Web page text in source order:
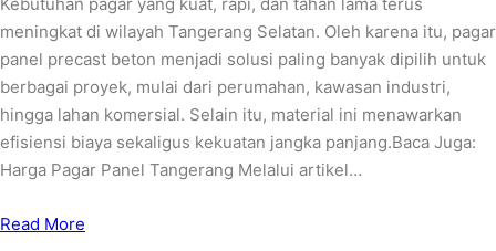
meningkat di wilayah Tangerang Selatan. Oleh karena itu, pagar
panel precast beton menjadi solusi paling banyak dipilih untuk
berbagai proyek, mulai dari perumahan, kawasan industri,
hingga lahan komersial. Selain itu, material ini menawarkan
efisiensi biaya sekaligus kekuatan jangka panjang.Baca Juga:
Harga Pagar Panel Tangerang Melalui artikel…
Read More